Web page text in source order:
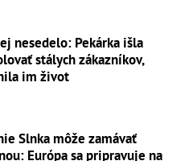
nesedelo: Pekárka išla
stálych zákazníkov,
im život
Slnka môže zamávať
Európa sa pripravuje na